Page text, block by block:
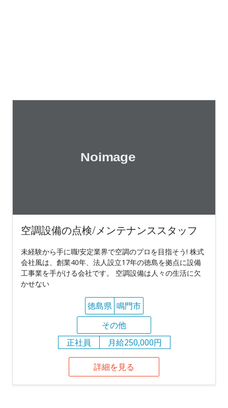
空調設備の点検/メンテナンススタッフ
未経験から手に職!安定業界で空調のプロを目指そう! 株式
会社風は、創業40年、法人設立17年の徳島を拠点に設備
工事業を手がける会社です。 空調設備は人々の生活に欠
かせない
徳島県 鳴門市
その他
正社員
月給250,000円
詳細を見る